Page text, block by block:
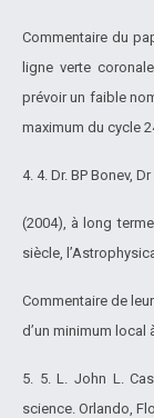
Commentaire du
ligne verte
prévoir un faible
maximum du cycle
4. 4. Dr. BP Bonev,
(2004), à long
siècle,
Commentaire de
d’un minimum local
5. 5. L. John L.
science. Orlando,